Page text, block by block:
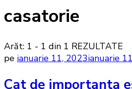
casatorie
Arăt: 1 - 1 din 1 REZULTATE
pe ianuarie 11, 2023ianuarie
Cat de importanta